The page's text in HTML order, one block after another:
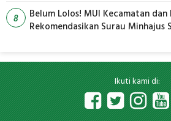
8
Belum Lolos! MUI Kecamatan dan
Rekomendasikan Surau Minhajus
Ikuti kami di: